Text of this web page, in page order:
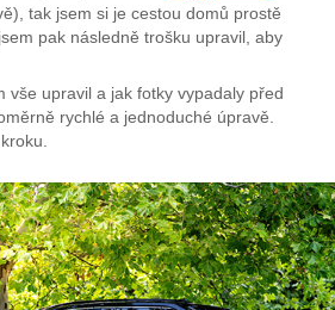
tak jsem si je cestou domů prostě
pak následně trošku upravil, aby
vše upravil a jak fotky vypadaly před
rychlé a jednoduché úpravě.